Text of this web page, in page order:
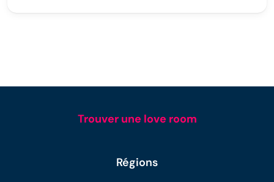
Trouver une love room
Régions